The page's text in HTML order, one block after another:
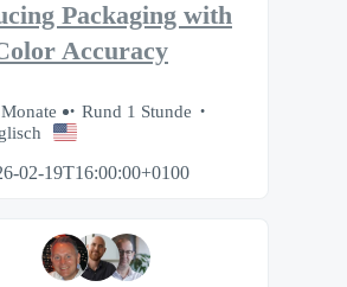
Packaging with
Accuracy
Rund 1 Stunde
02-19T16:00:00+0100